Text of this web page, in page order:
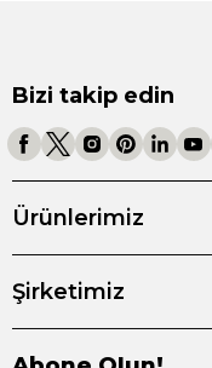
Bizi takip edin
Ürünlerimiz
Şirketimiz